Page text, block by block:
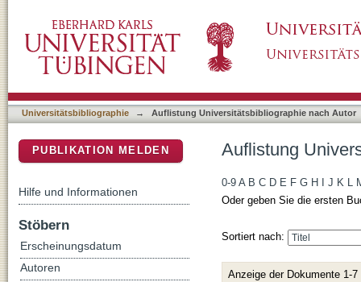
Universitätsbibliographie → Auflistung Universitätsbibliographie nach Autor
Auflistung
0-9 A B C D E F G H J K L
Oder geben Sie die ersten
Sortiert nach:
Anzeige der Dokumente 1-7
PUBLIKATION MELDEN
Hilfe und Informationen
Stöbern
Erscheinungsdatum
Autoren